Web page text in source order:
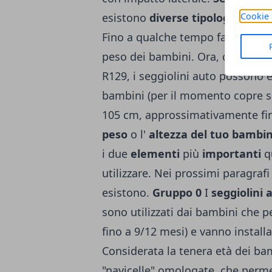
Cookie
esistono diverse tipologie di
Fino a qualche tempo fa, la
peso dei bambini. Ora, con la
R129, i seggiolini auto possono
bambini (per il momento copre
105 cm, approssimativamente
peso o l' altezza del tuo
i due elementi più importanti
utilizzare. Nei prossimi
esistono. Gruppo 0 I seggiolini
sono utilizzati dai bambini che
fino a 9/12 mesi) e vanno
Considerata la tenera età dei